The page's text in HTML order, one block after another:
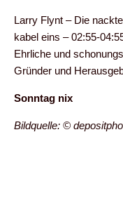
Larry Flynt – Die
kabel eins – 02:55-
Ehrliche und
Gründer und
Sonntag nix
Bildquelle: ©